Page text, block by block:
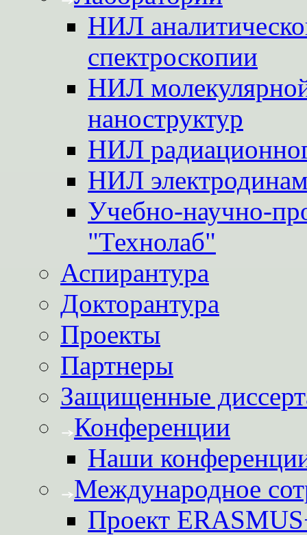
НИЛ
спектроскопии
НИЛ
наноструктур
НИЛ
НИЛ
Учебно-научно-
"Технолаб"
Аспирантура
Докторантура
Проекты
Партнеры
Защищенные
Конференции
Наши
Международное
Проект